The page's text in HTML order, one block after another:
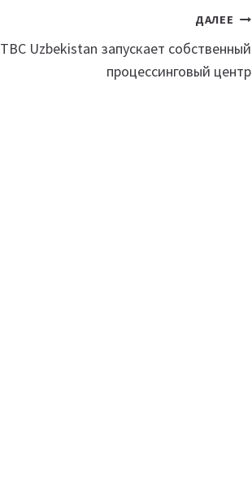
ДАЛЕЕ
TBC Uzbekistan запускает собственный
процессинговый центр